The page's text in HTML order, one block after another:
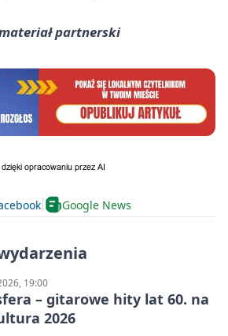
partnerski
Google News
19:00
– gitarowe hity lat 60. na
2026